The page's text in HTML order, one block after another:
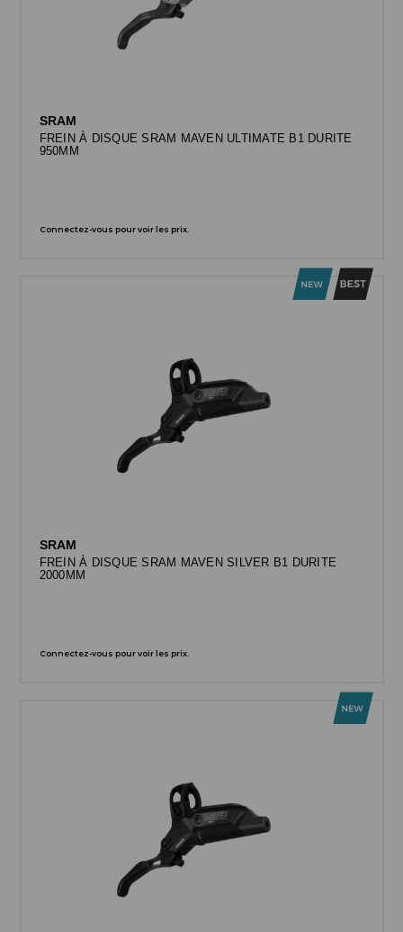
SRAM
FREIN À DISQUE SRAM MAVEN ULTIMATE B1 DURITE
950MM
Connectez-vous pour voir les prix.
SRAM
FREIN À DISQUE SRAM MAVEN SILVER B1 DURITE
2000MM
Connectez-vous pour voir les prix.